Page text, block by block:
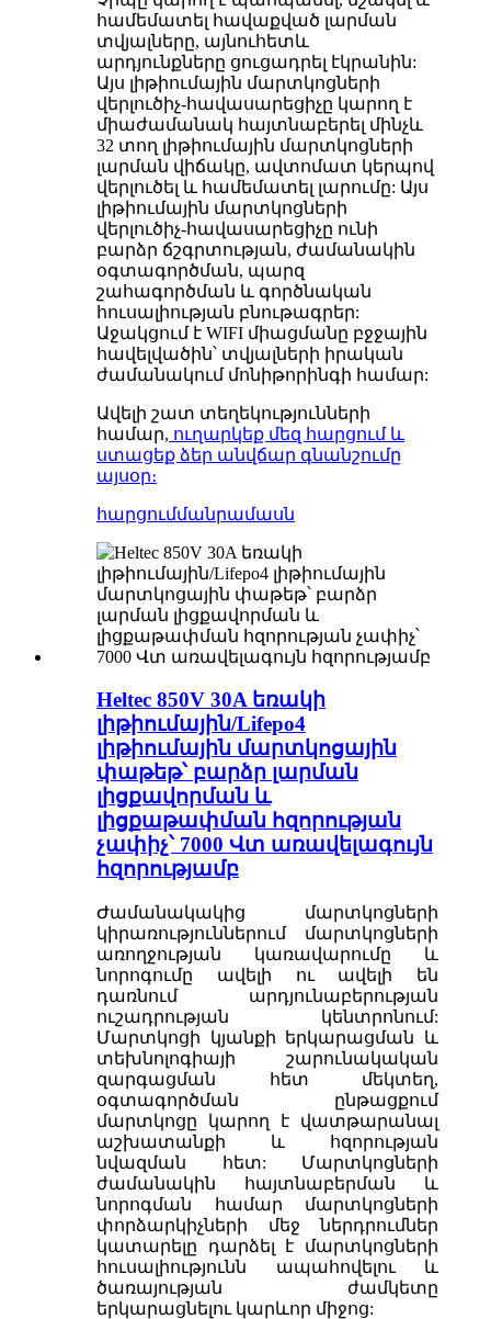
համեմատել հավաքված լարման
տվյալները, այնուհետև
արդյունքները ցուցադրել էկրանին:
Այս լիթիումային մարտկոցների
վերլուծիչ-հավասարեցիչը կարող է
միաժամանակ հայտնաբերել մինչև
32 տող լիթիումային մարտկոցների
լարման վիճակը, ավտոմատ կերպով
վերլուծել և համեմատել լարումը: Այս
լիթիումային մարտկոցների
վերլուծիչ-հավասարեցիչը ունի
բարձր ճշգրտության, ժամանակին
օգտագործման, պարզ
շահագործման և գործնական
հուսալիության բնութագրեր:
Աջակցում է WIFI միացմանը բջջային
հավելվածին՝ տվյալների իրական
ժամանակում մոնիթորինգի համար:
Ավելի շատ տեղեկությունների
համար, ուղարկեք մեզ հարցում և
ստացեք ձեր անվճար գնանշումը
այսօր։
հարցումմանրամասն
Heltec 850V 30A եռակի
լիթիումային/Lifepo4
լիթիումային մարտկոցային
փաթեթ՝ բարձր լարման
լիցքավորման և
լիցքաթափման հզորության
չափիչ՝ 7000 Վտ առավելագույն
հզորությամբ
Ժամանակակից մարտկոցների
կիրառություններում մարտկոցների
առողջության կառավարումը և
նորոգումը ավելի ու ավելի են
դառնում արդյունաբերության
ուշադրության կենտրոնում:
Մարտկոցի կյանքի երկարացման և
տեխնոլոգիայի շարունակական
զարգացման հետ մեկտեղ,
օգտագործման ընթացքում
մարտկոցը կարող է վատթարանալ
աշխատանքի և հզորության
նվազման հետ: Մարտկոցների
ժամանակին հայտնաբերման և
նորոգման համար մարտկոցների
փորձարկիչների մեջ ներդրումներ
կատարելը դարձել է մարտկոցների
հուսալիությունն ապահովելու և
ծառայության ժամկետը
երկարացնելու կարևոր միջոց: